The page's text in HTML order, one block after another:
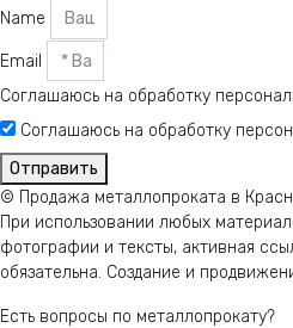
Name
Email
Соглашаюсь на обработку
Соглашаюсь на обработку
Отправить
© Продажа металлопроката в
При использовании любых
фотографии и тексты, активная
обязательна. Создание и
Есть вопросы по металлопрокату?